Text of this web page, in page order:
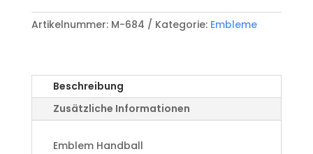
Artikelnummer: M-684 Kategorie: Embleme
Beschreibung
Zusätzliche Informationen
Emblem Handball